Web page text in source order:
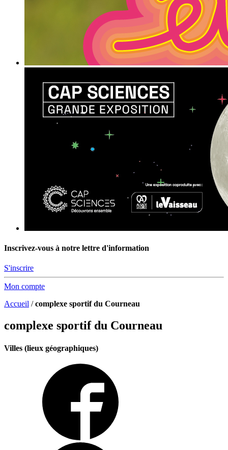
Inscrivez-vous à notre lettre d'information
S'inscrire
Mon compte
Accueil /complexe sportif du Courneau
complexe sportif du Courneau
Villes (lieux géographiques)